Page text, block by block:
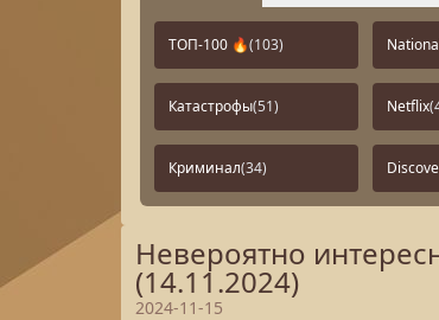
ТОП-100 🔥(103)
Катастрофы(51) Netflix
Криминал(34)
Невероятно
(14.11.2024)
2024-11-15